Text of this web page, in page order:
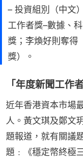
– 投資組別（中文
工作者獎–數據、
獎；李煥好則奪得
獎）。
「年度新聞工作
近年香港資本市場
人。黃文琪及鄭文
題報道，就有關議
題﹕《穩定幣終極